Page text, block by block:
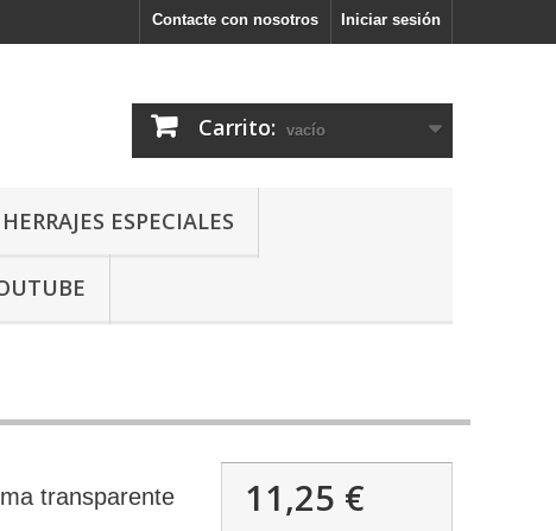
Iniciar sesión
Contacte con nosotros
Carrito: vacío
HERRAJES ESPECIALES
transparente 11,25 €